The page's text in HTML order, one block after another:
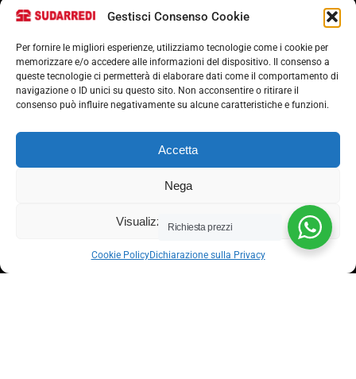
Gestisci Consenso Cookie
Per fornire le migliori esperienze, utilizziamo tecnologie come i cookie per
memorizzare e/o accedere alle informazioni del dispositivo. Il consenso a
queste tecnologie ci permetterà di elaborare dati come il comportamento di
navigazione o ID unici su questo sito. Non acconsentire o ritirare il
consenso può influire negativamente su alcune caratteristiche e funzioni.
Accetta
Nega
Visualizza le preferenze
Cookie PolicyDichiarazione sulla Privacy
UFFICIO
METALLICO
CONTRACT
POLITICA ANTICORRUZIONE 37001
Richiesta prezzi